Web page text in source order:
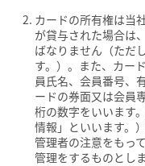
カードの所有権は当
が貸与された場合は
ばなりません（ただ
す。）。また、カー
員氏名、会員番号、
ードの券面又は会員
桁の数字をいいます
情報」といいます。
管理者の注意をもっ
管理をするものとしま